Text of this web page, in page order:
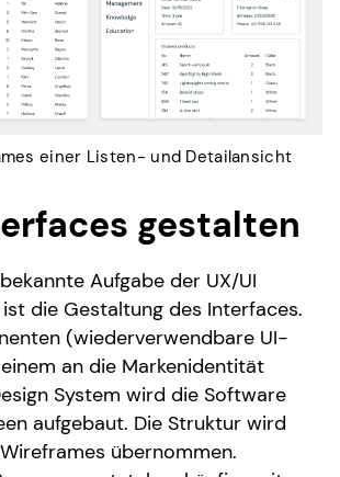
einer Listen- und Detailansicht
gestalten
Aufgabe der UX/UI
ist die Gestaltung des Interfaces.
(wiederverwendbare UI-
an die Markenidentität
System wird die Software
aufgebaut. Die Struktur wird
übernommen.